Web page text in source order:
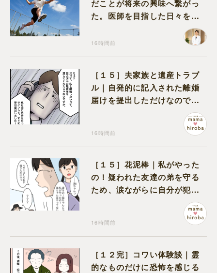
だことが将来の興味へ繋がっ
た。医師を目指した日々を振
16時間前
［１５］夫家族と遺産トラブ
ル｜自発的に記入された離婚
届けを提出しただけなので、
16時間前
［１５］花泥棒｜私がやった
の！疑われた友達の弟を守る
ため、涙ながらに自分が犯人
16時間前
［１２完］コワい体験談｜霊
的なものだけに恐怖を感じる